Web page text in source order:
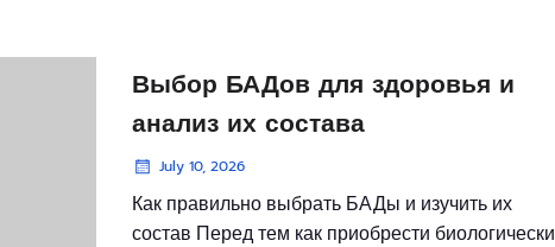
Выбор БАДов для здоровья и
анализ их состава
July 10, 2026
Как правильно выбрать БАДы и изучить их
состав Перед тем как приобрести биологически